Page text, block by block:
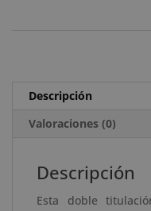
Tanatoestética
Acreditado
Descripción
Valoraciones (0)
Descripción
Esta doble